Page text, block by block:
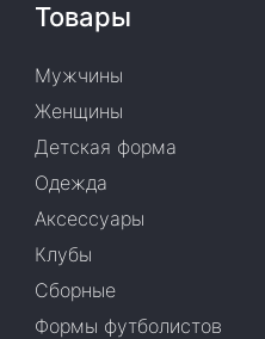
Товары
Мужчины
Женщины
Детская форма
Одежда
Аксессуары
Клубы
Сборные
Формы футболистов